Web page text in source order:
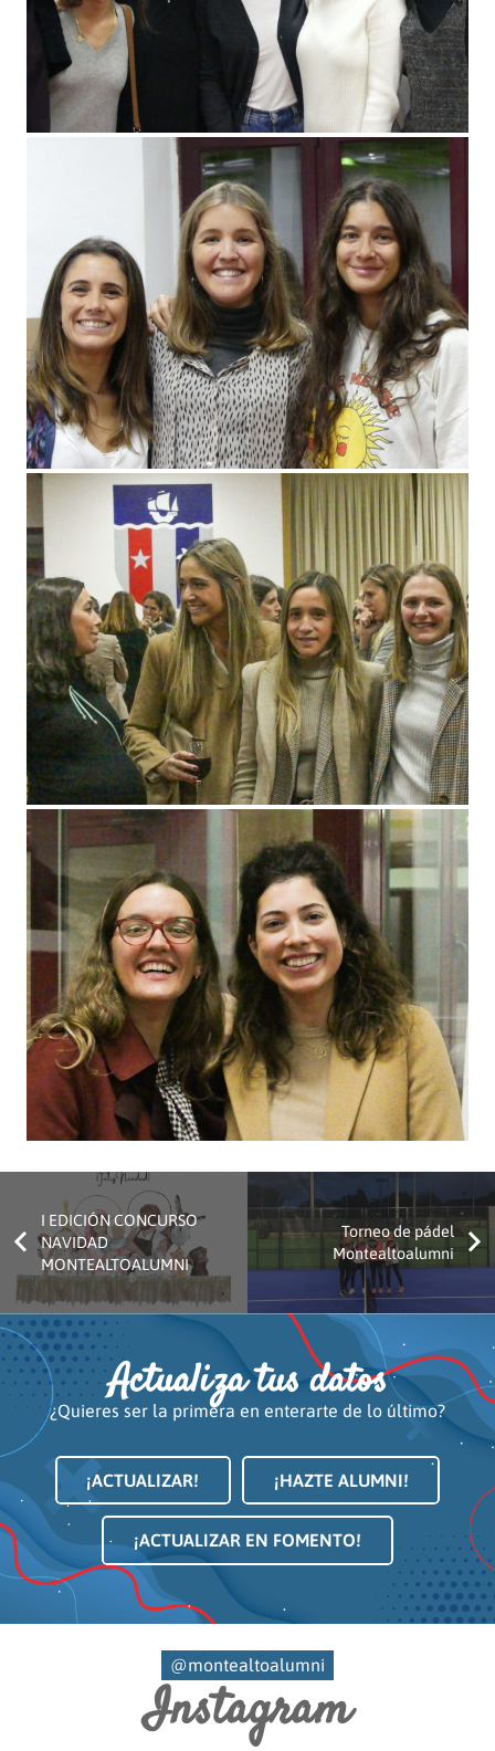
I EDICIÓN CONCURSO
NAVIDAD
MONTEALTOALUMNI
Torneo de pádel
Montealtoalumni
Actualiza tus datos
¿Quieres ser la primera en enterarte de lo último?
¡ACTUALIZAR! ¡HAZTE ALUMNI!
¡ACTUALIZAR EN FOMENTO!
@montealtoalumni
Instagram